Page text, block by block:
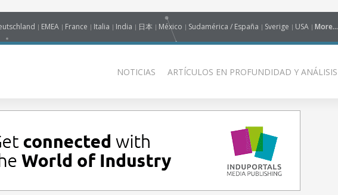
EMEA France Italia India 日本 México Sudamérica / España Sverige USA More...
NOTICIAS ARTÍCULOS EN PROFUNDIDAD Y ANÁLISIS